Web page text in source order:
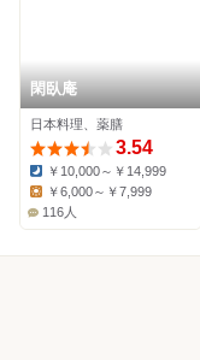
閑臥庵
日本料理、薬膳
3.54
Dinner:
￥10,000～￥14,999
￥6,000～￥7,999
116人